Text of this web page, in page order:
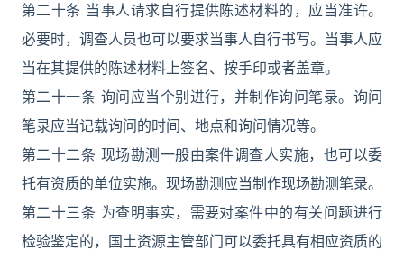
第二十条 当事人请求自行提供陈述材料的，应当准许。
必要时，调查人员也可以要求当事人自行书写。当事人应
当在其提供的陈述材料上签名、按手印或者盖章。
第二十一条 询问应当个别进行，并制作询问笔录。询问
笔录应当记载询问的时间、地点和询问情况等。
第二十二条 现场勘测一般由案件调查人实施，也可以委
托有资质的单位实施。现场勘测应当制作现场勘测笔录。
第二十三条 为查明事实，需要对案件中的有关问题进行
检验鉴定的，国土资源主管部门可以委托具有相应资质的